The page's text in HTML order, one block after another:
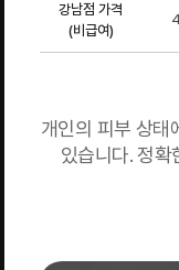
강남점 가격
(비급여)
개인의 피부 상태
있습니다. 정확